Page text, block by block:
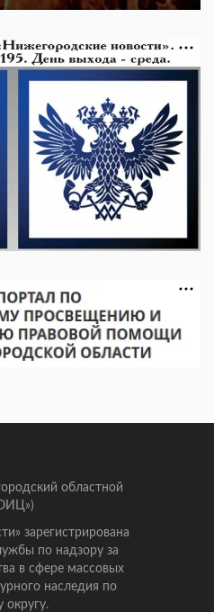
областной
зарегистрирована
по надзору за
в сфере массовых
наследия по
округу.